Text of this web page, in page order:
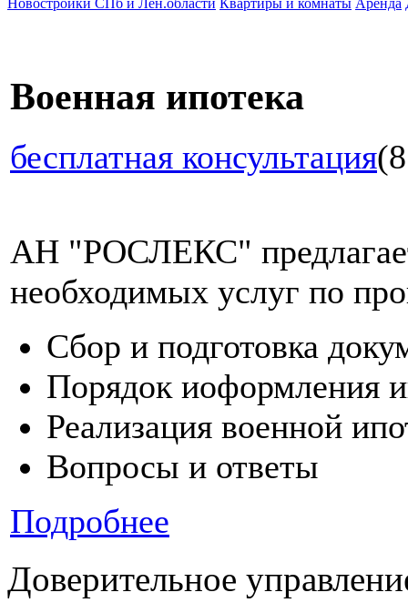
Военная ипотека
бесплатная консультация
АН "РОСЛЕКС"
необходимых услуг по
Сбор и подготовка
Порядок иоформления
Реализация военной
Вопросы и ответы
Подробнее
Доверительное